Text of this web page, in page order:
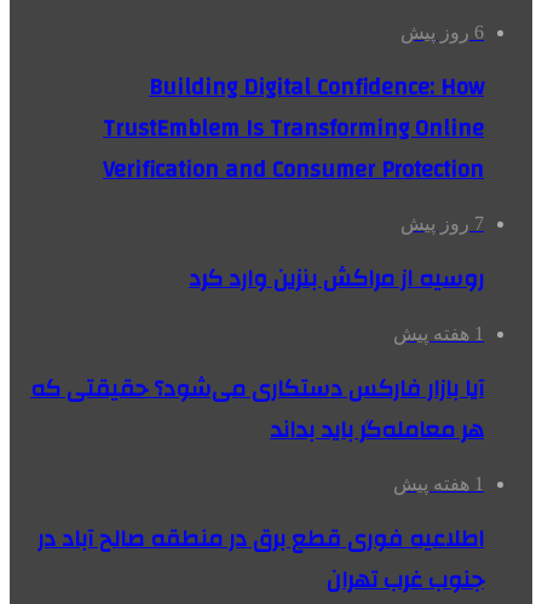
6 روز پیش
Building Digital Confidence: How
TrustEmblem Is Transforming Online
Verification and Consumer Protection
7 روز پیش
روسیه از مراکش بنزین وارد کرد
1 هفته پیش
آیا بازار فارکس دستکاری می‌شود؟ حقیقتی که
هر معامله‌گر باید بداند
1 هفته پیش
اطلاعیه فوری قطع برق در منطقه صالح آباد در
جنوب غرب تهران